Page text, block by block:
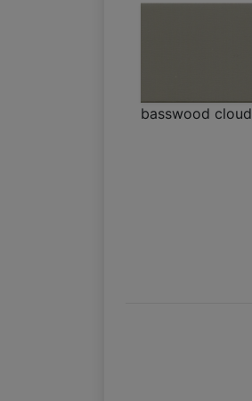
basswood cloud